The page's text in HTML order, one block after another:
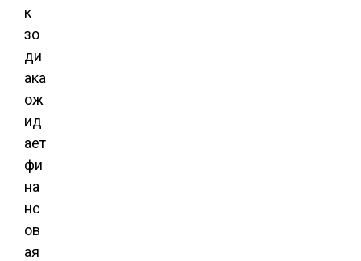
к
зо
ди
ака
ож
ид
ает
фи
на
нс
ов
ая